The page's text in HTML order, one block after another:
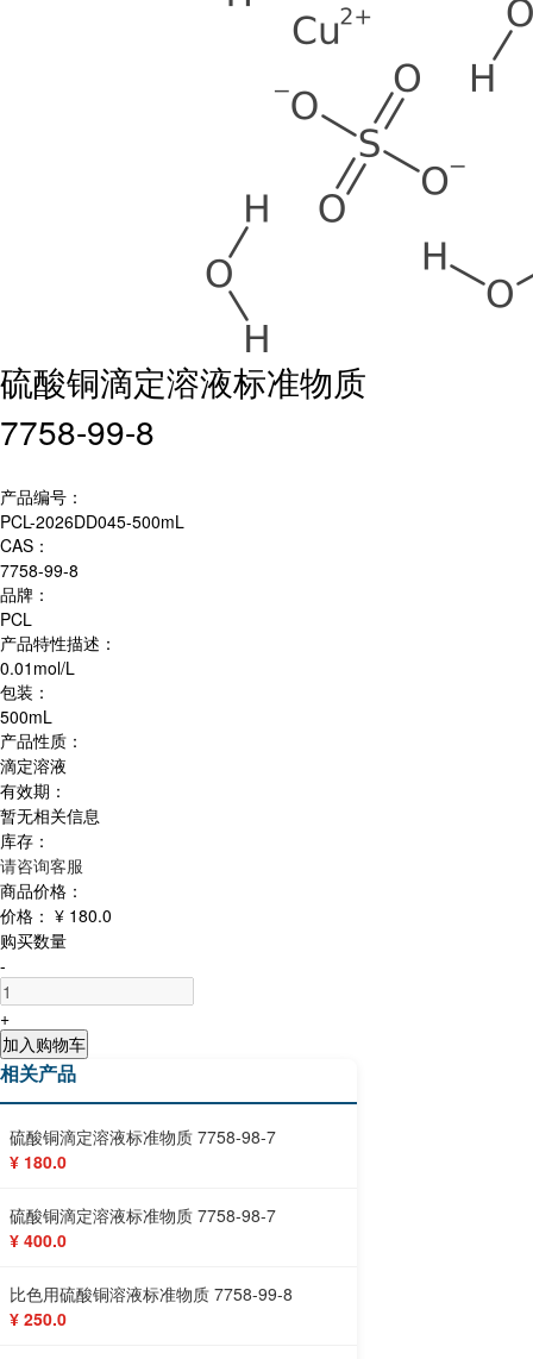
硫酸铜滴定溶液标准物质
7758-99-8
产品编号：
PCL-2026DD045-500mL
CAS：
7758-99-8
品牌：
PCL
产品特性描述：
0.01mol/L
包装：
500mL
产品性质：
滴定溶液
有效期：
暂无相关信息
库存：
请咨询客服
商品价格：
价格： ¥ 180.0
购买数量
-
+
加入购物车
相关产品
硫酸铜滴定溶液标准物质 7758-98-7
¥ 180.0
硫酸铜滴定溶液标准物质 7758-98-7
¥ 400.0
比色用硫酸铜溶液标准物质 7758-99-8
¥ 250.0